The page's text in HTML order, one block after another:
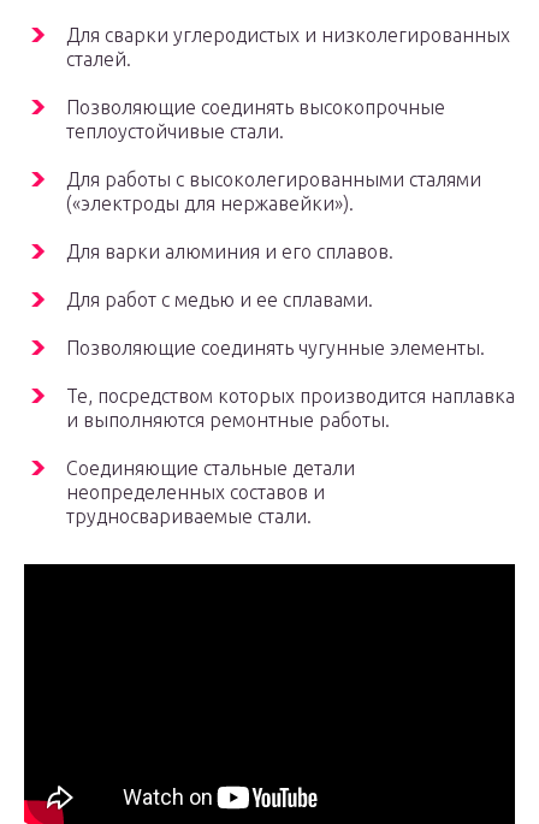
Для сварки углеродистых и низколегированных
сталей.
Позволяющие соединять высокопрочные
теплоустойчивые стали.
Для работы с высоколегированными сталями
(«электроды для нержавейки»).
Для варки алюминия и его сплавов.
Для работ с медью и ее сплавами.
Позволяющие соединять чугунные элементы.
Те, посредством которых производится наплавка
и выполняются ремонтные работы.
Соединяющие стальные детали
неопределенных составов и
трудносвариваемые стали.